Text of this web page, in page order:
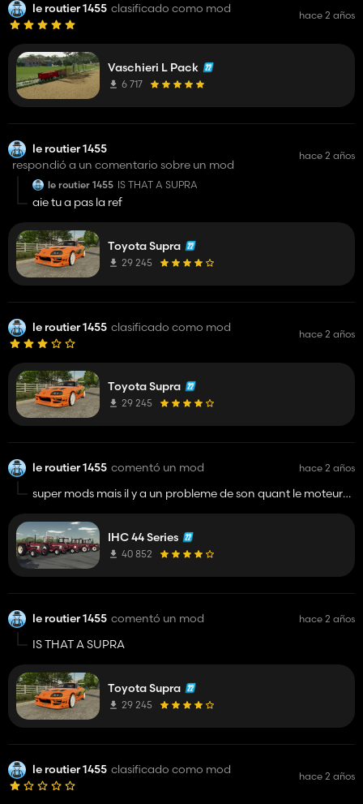
le routier 1455 clasificado como mod hace 2 años
Vaschieri L Pack
6 717
le routier 1455
respondió a un comentario sobre un mod
hace 2 años
le routier 1455 IS THAT A SUPRA
aie tu a pas la ref
Toyota Supra
29 245
le routier 1455 clasificado como mod hace 2 años
Toyota Supra
29 245
le routier 1455 comentó un mod hace 2 años
super mods mais il y a un probleme de son quant le moteur
parfait
IHC 44 Series
40 852
le routier 1455 comentó un mod hace 2 años
IS THAT A SUPRA
Toyota Supra
29 245
le routier 1455 clasificado como mod hace 2 años